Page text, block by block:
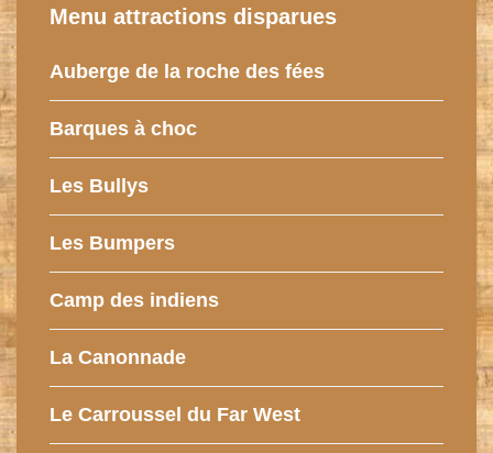
Menu attractions disparues
Auberge de la roche des fées
Barques à choc
Les Bullys
Les Bumpers
Camp des indiens
La Canonnade
Le Carroussel du Far West